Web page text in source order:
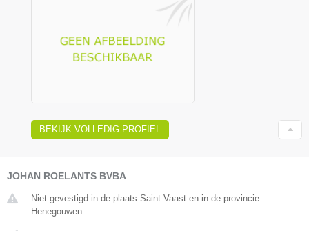
BEKIJK VOLLEDIG PROFIEL
JOHAN ROELANTS BVBA
Niet gevestigd in de plaats Saint Vaast en in de provincie
Henegouwen.